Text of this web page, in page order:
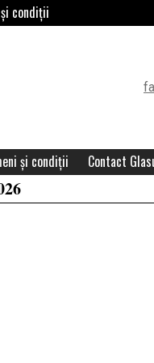
condiții
și condiții Contact